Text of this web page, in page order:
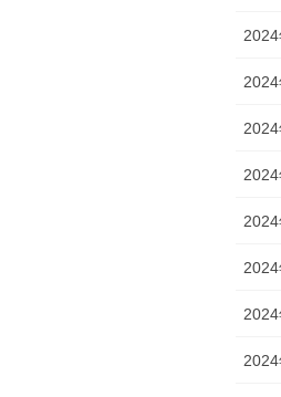
2024
2024
2024
2024
2024
2024
2024
2024